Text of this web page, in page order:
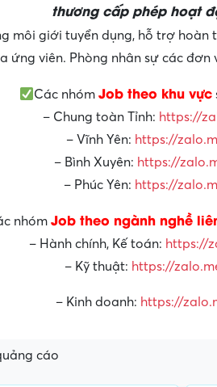
thương cấp phép hoạt
môi giới tuyển dụng, hỗ trợ hoàn
ứng viên. Phòng nhân sự các
Các nhóm Job theo khu vực
– Chung toàn Tỉnh: https://
– Vĩnh Yên: https://
– Bình Xuyên: https://
– Phúc Yên: https://
nhómJob theo ngành nghề
– Hành chính, Kế toán: https://
– Kỹ thuật: https://
– Kinh doanh: https://
cáo